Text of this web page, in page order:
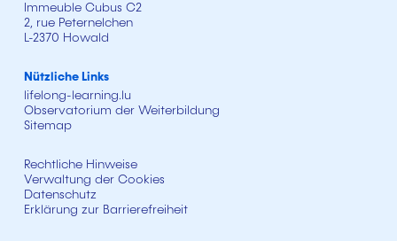
Immeuble Cubus C2
2, rue Peternelchen
L-2370 Howald
Nützliche Links
lifelong-learning.lu
Observatorium der Weiterbildung
Sitemap
Rechtliche Hinweise
Verwaltung der Cookies
Datenschutz
Erklärung zur Barrierefreiheit